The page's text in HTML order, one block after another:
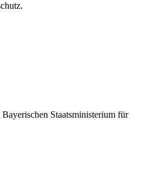
Staatsministerium für